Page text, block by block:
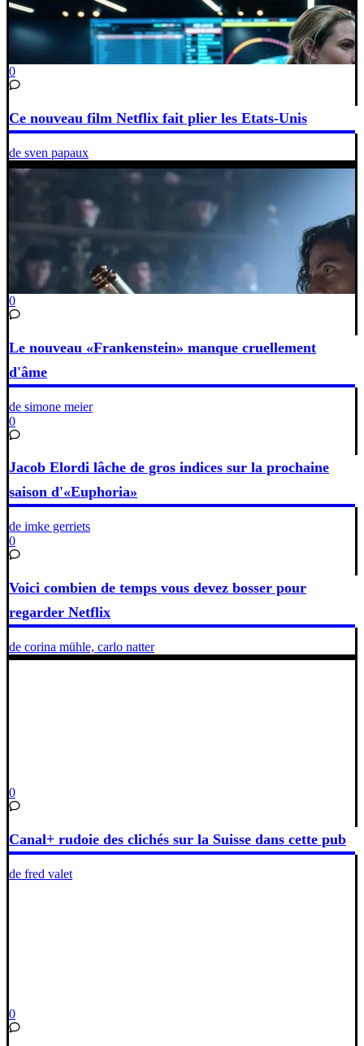
0
Ce nouveau film Netflix fait plier les Etats-Unis
de sven papaux
0
Le nouveau «Frankenstein» manque cruellement
d'âme
de simone meier
0
Jacob Elordi lâche de gros indices sur la prochaine
saison d'«Euphoria»
de imke gerriets
0
Voici combien de temps vous devez bosser pour
regarder Netflix
de corina mühle, carlo natter
0
Canal+ rudoie des clichés sur la Suisse dans cette pub
de fred valet
0